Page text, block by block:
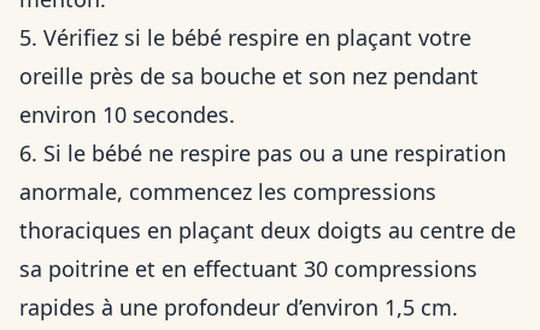
5. Vérifiez si le bébé respire en plaçant votre
oreille près de sa bouche et son nez pendant
environ 10 secondes.
6. Si le bébé ne respire pas ou a une respiration
anormale, commencez les compressions
thoraciques en plaçant deux doigts au centre de
sa poitrine et en effectuant 30 compressions
rapides à une profondeur d’environ 1,5 cm.